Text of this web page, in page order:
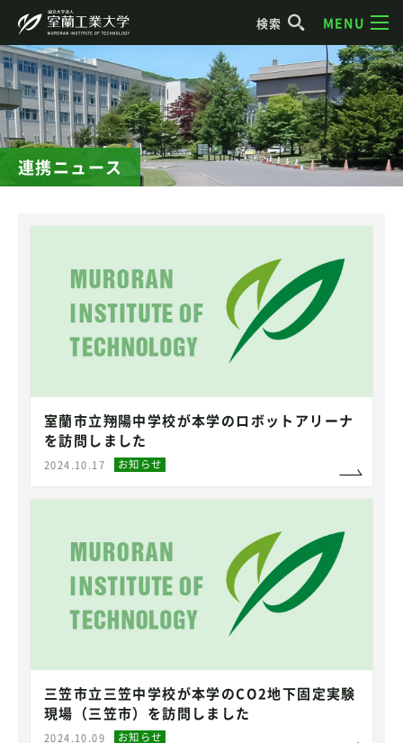
検索 MENU
連携ニュース
室蘭市立翔陽中学校が本学のロボットアリーナ
を訪問しました
2024.10.17 お知らせ
三笠市立三笠中学校が本学のCO2地下固定実験
現場（三笠市）を訪問しました
2024.10.09 お知らせ